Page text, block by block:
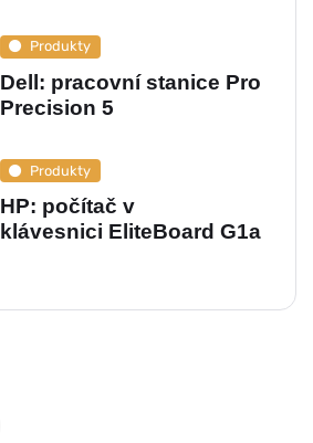
Produkty
Dell: pracovní stanice Pro
Precision 5
Produkty
HP: počítač v
klávesnici EliteBoard G1a